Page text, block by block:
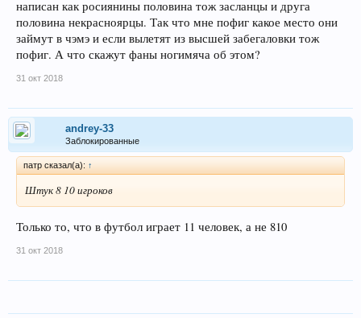
написан как росиянины половина тож засланцы и друга
половина некрасноярцы. Так что мне пофиг какое место они
займут в чэмэ и если вылетят из высшей забегаловки тож
пофиг. А что скажут фаны ногимяча об этом?
31 окт 2018
andrey-33
Заблокированные
патр сказал(а): ↑
Штук 8 10 игроков
Только то, что в футбол играет 11 человек, а не 810
31 окт 2018